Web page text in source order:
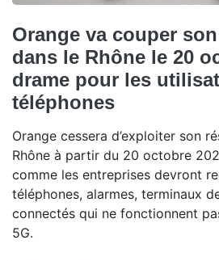
Orange va couper
dans le Rhône le 20
drame pour les
téléphones
Orange cessera d’exploiter son
Rhône à partir du 20 octobre
comme les entreprises devront
téléphones, alarmes, terminaux
connectés qui ne fonctionnent
5G.